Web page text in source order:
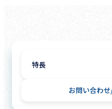
お問い合わせ